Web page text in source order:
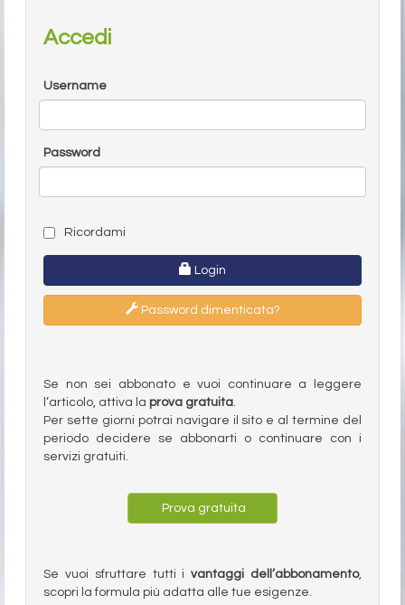
Accedi
Username
Password
Ricordami
Login
Password dimenticata?
Se non sei abbonato e vuoi continuare a leggere
l’articolo, attiva la prova gratuita.
Per sette giorni potrai navigare il sito e al termine del
periodo decidere se abbonarti o continuare con i
servizi gratuiti.
Prova gratuita
Se vuoi sfruttare tutti ivantaggi dell’abbonamento,
scopri la formula più adatta alle tue esigenze.